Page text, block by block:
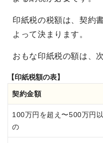
印紙税の税額は、契約
よって決まります。
おもな印紙税の額は、
【印紙税額の表】
契約金額
100万円を超え〜500万円
の